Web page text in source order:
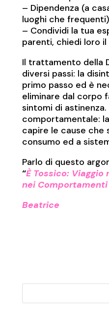
– Dipendenza (a
luoghi che
– Condividi la tua
parenti, chiedi loro
Il trattamento della
diversi passi: la
primo passo ed è
eliminare dal corpo
sintomi di astinenza.
comportamentale:
capire le cause che
consumo ed a
Parlo di questo
“È Tossico: Viaggio
nei
Beatrice